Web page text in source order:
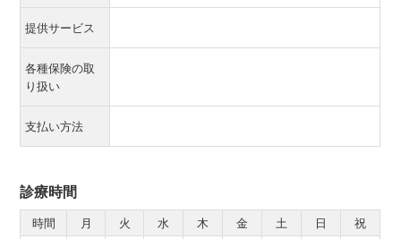
提供サービス
各種保険の取
り扱い
支払い方法
診療時間
時間 月 火 水 木 金 土 日
祝